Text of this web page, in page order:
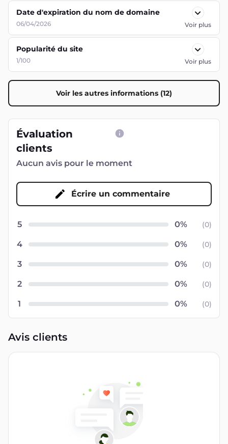
Date d'expiration du nom de domaine
06/04/2026 Voir plus
Popularité du site
1/100 Voir plus
Voir les autres informations (12)
Évaluation
clients
Aucun avis pour le moment
Écrire un commentaire
5 (0)
4 (0)
3 (0)
2 (0)
1 (0)
Avis clients